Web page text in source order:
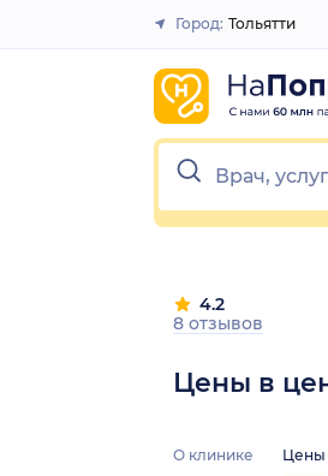
Закрыть
Город: Тольятти
Цены в
4.2
8 отзывов
О клинике Цены